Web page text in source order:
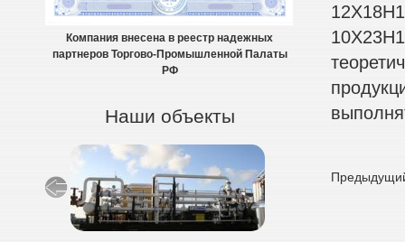
Компания внесена в реестр надежных
партнеров Торгово-Промышленной Палаты
РФ
Наши объекты